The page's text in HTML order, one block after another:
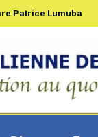
Patrice Lumuba